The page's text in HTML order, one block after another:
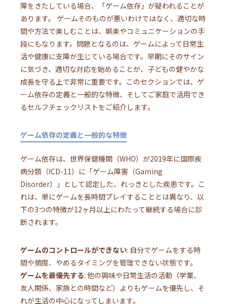
障をきたしている場合、「ゲーム依存」が疑われることが
あります。 ゲームそのものが悪いわけではなく、適切な時
間や方法で楽しむことは、娯楽やコミュニケーションの手
段にもなります。問題となるのは、ゲームによって日常生
活や健康に支障が生じている場合です。早期にそのサイン
に気づき、適切な対応を始めることが、子どもの健やかな
成長を守る上で非常に重要です。このセクションでは、ゲ
ーム依存の定義と一般的な特徴、そしてご家庭で活用でき
るセルフチェックリストをご紹介します。
ゲーム依存の定義と一般的な特徴
ゲーム依存は、世界保健機関（WHO）が2019年に国際疾
病分類（ICD-11）に「ゲーム障害（Gaming
Disorder）」として認定した、れっきとした疾患です。こ
れは、単にゲームを長時間プレイすることとは異なり、以
下の3つの特徴が12ヶ月以上にわたって継続する場合に診
断されます。
ゲームのコントロールができない: 自分でゲームをする時
間や頻度、やめるタイミングを管理できない状態です。
ゲームを最優先する: 他の興味や日常生活の活動（学業、
友人関係、家族との時間など）よりもゲームを優先し、そ
れが生活の中心になってしまいます。